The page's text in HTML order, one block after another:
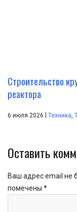
Строительство
реактора
6 июля 2026 Техника,
Оставить
Ваш адрес email не
помечены *